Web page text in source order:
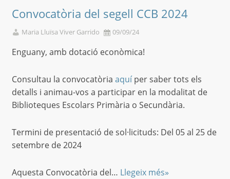
Convocatòria del segell CCB 2024
Maria Lluïsa Viver Garrido 09/09/24
Enguany, amb dotació econòmica!
Consultau la convocatòria aquíper saber tots els
detalls i animau-vos a participar en la modalitat de
Biblioteques Escolars Primària o Secundària.
Termini de presentació de sol·licituds: Del 05 al 25 de
setembre de 2024
Aquesta Convocatòria del… Llegeix més»